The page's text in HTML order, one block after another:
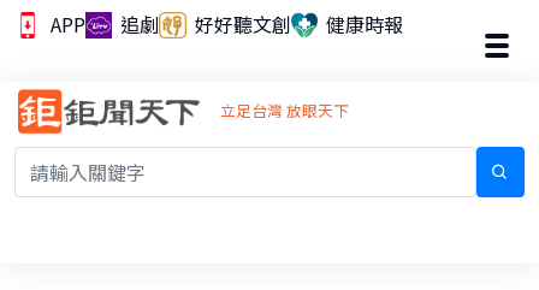
APP 追劇 好好聽文創 健康時報
立足台灣 放眼天下